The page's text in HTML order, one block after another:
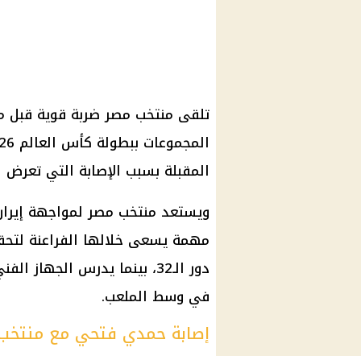
تلقى منتخب مصر ضربة قوية قبل
المقبلة بسبب الإصابة التي تعرض
ويستعد منتخب مصر لمواجهة
مهمة يسعى خلالها الفراعنة
دور الـ32، بينما يدرس
في وسط الملعب.
إصابة حمدي فتحي مع